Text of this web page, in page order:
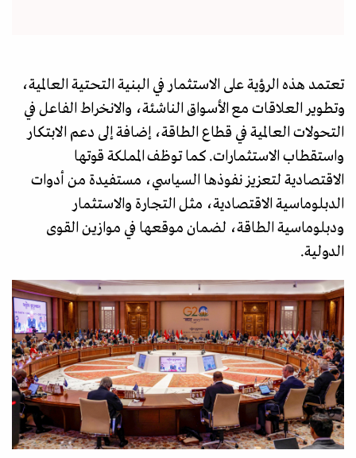
تعتمد هذه الرؤية على الاستثمار في البنية التحتية العالمية،
وتطوير العلاقات مع الأسواق الناشئة، والانخراط الفاعل في
التحولات العالمية في قطاع الطاقة، إضافة إلى دعم الابتكار
واستقطاب الاستثمارات. كما توظف المملكة قوتها
الاقتصادية لتعزيز نفوذها السياسي، مستفيدة من أدوات
الدبلوماسية الاقتصادية، مثل التجارة والاستثمار
ودبلوماسية الطاقة، لضمان موقعها في موازين القوى
الدولية.